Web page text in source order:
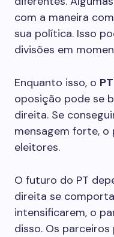
com a maneira
sua política. Isso
divisões em
Enquanto isso, o PT
oposição pode se
direita. Se
mensagem forte,
eleitores.
O futuro do PT
direita se
intensificarem, o
disso. Os